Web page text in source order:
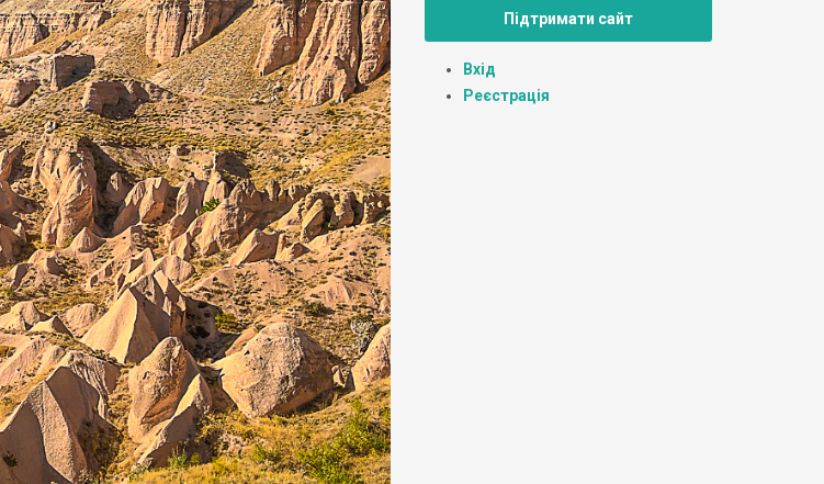
Підтримати сайт
Вхід
Реєстрація